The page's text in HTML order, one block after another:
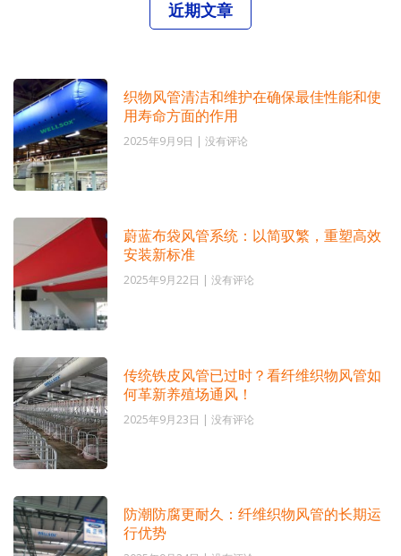
近期文章
织物风管清洁和维护在确保最佳性能和使
用寿命方面的作用
2025年9月9日
没有评论
蔚蓝布袋风管系统：以简驭繁，重塑高效
安装新标准
2025年9月22日
没有评论
传统铁皮风管已过时？看纤维织物风管如
何革新养殖场通风！
2025年9月23日
没有评论
防潮防腐更耐久：纤维织物风管的长期运
行优势